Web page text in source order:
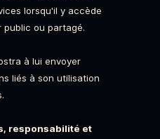
lorsqu'il y accède
ou partagé.
à lui envoyer
liés à son utilisation
responsabilité et